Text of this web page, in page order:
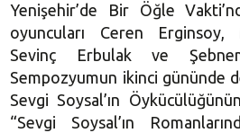
Yenişehir’de Bir Öğle
oyuncuları Ceren Erginsoy,
Sevinç Erbulak ve
Sempozyumun ikinci gününde
Sevgi Soysal’ın
“Sevgi Soysal’ın